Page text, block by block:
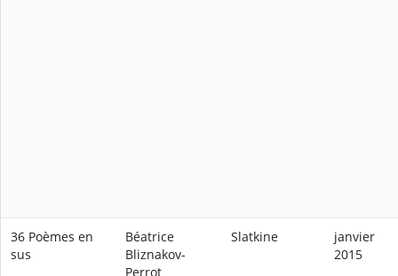
36 Poèmes en
sus
Béatrice
Bliznakov-
Perrot
Slatkine
janvier
2015